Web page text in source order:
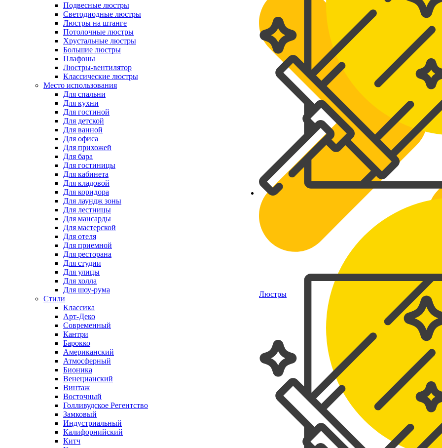
Люстры
Подвесные люстры
Светодиодные люстры
Люстры на штанге
Потолочные люстры
Хрустальные люстры
Большие люстры
Плафоны
Люстры-вентилятор
Классические люстры
Место использования
Для спальни
Для кухни
Для гостиной
Для детской
Для ванной
Для офиса
Для прихожей
Для бара
Для гостиницы
Для кабинета
Для кладовой
Для коридора
Для лаундж зоны
Для лестницы
Для мансарды
Для мастерской
Для отеля
Для приемной
Для ресторана
Для студии
Для улицы
Для холла
Для шоу-рума
Стили
Классика
Арт-Деко
Современный
Кантри
Барокко
Американский
Атмосферный
Бионика
Венецианский
Винтаж
Восточный
Голливудское Регентство
Замковый
Индустриальный
Калифорнийский
Китч